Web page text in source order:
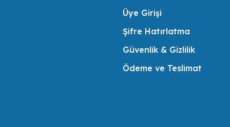
Üye Girişi
Şifre Hatırlatma
Güvenlik & Gizlilik
Ödeme ve Teslimat